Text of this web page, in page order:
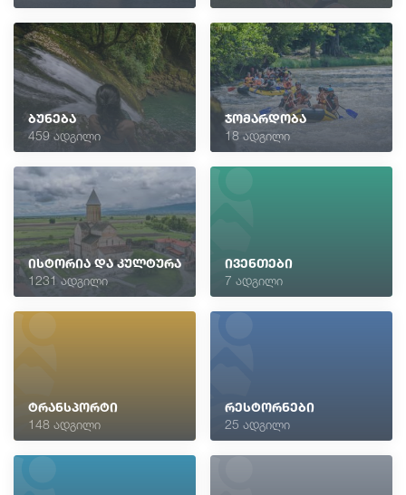
ბუნება
459 ადგილი
ჯომარდობა
18 ადგილი
ისტორია და კულტურა
1231 ადგილი
ივენთები
7 ადგილი
ტრანსპორტი
148 ადგილი
რესტორნები
25 ადგილი